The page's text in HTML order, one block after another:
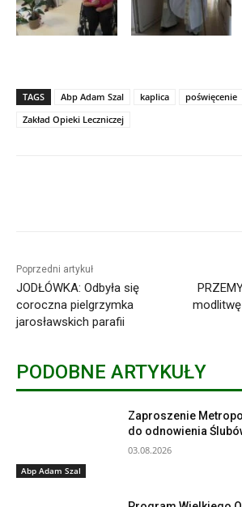
TAGS Abp Adam Szal kaplica
poświęcenie
Zakład Opieki Leczniczej
Poprzedni artykuł
JODŁÓWKA: Odbyła się
coroczna pielgrzymka
jarosławskich parafii
PODOBNE ARTYKUŁY
Abp Adam Szal
Zaproszenie
do odnowienia
03.08.2026